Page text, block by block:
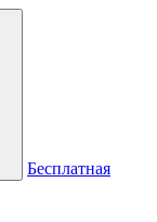
Бесплатная